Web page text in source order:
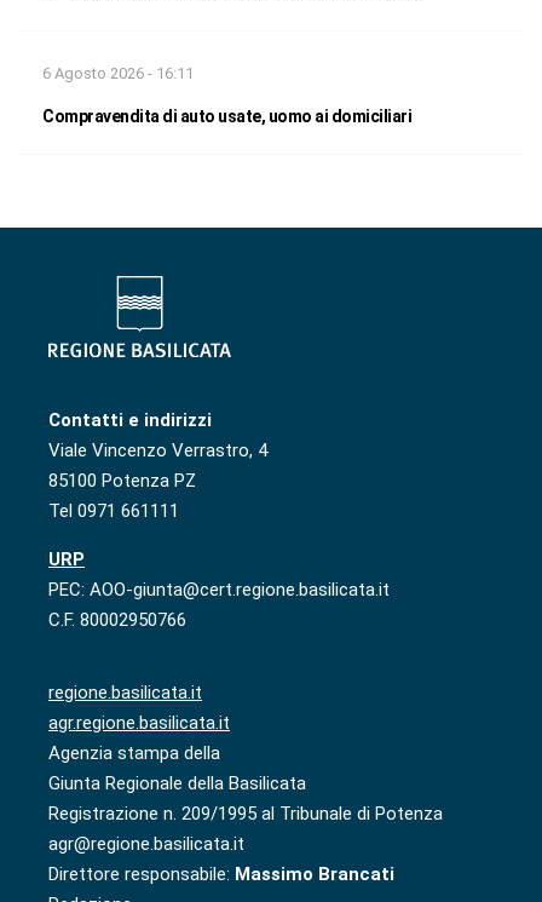
6 Agosto 2026 - 16:11
Compravendita di auto usate, uomo ai domiciliari
Contatti e indirizzi
Viale Vincenzo Verrastro, 4
85100 Potenza PZ
Tel 0971 661111
URP
PEC: AOO-giunta@cert.regione.basilicata.it
C.F. 80002950766
regione.basilicata.it
agr.regione.basilicata.it
Agenzia stampa della
Giunta Regionale della Basilicata
Registrazione n. 209/1995 al Tribunale di Potenza
agr@regione.basilicata.it
Direttore responsabile: Massimo Brancati